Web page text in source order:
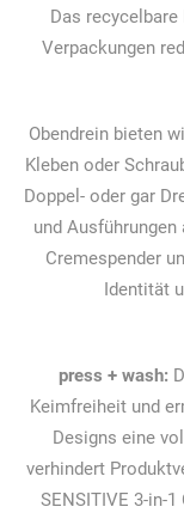
Das
Verpackungen
Obendrein bieten
Kleben oder
Doppel- oder gar
und
Cremespender
Identität
press + wash:
Keimfreiheit und
Designs eine
verhindert
SENSITIVE 3-in-